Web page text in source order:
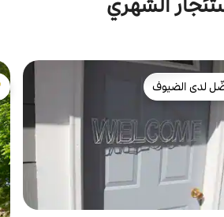
لدى الضيوف
لدى الضيوف